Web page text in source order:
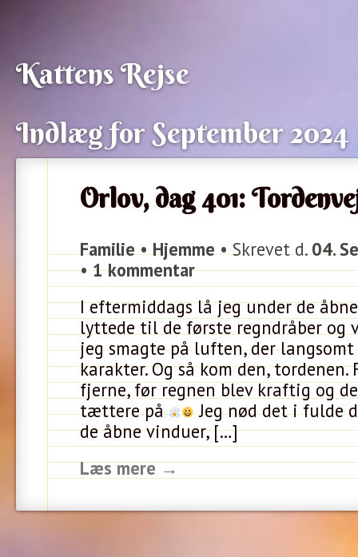
Kattens Rejse
Indlæg for September 2024
Orlov, dag 401:
Familie•Hjemme• Skrevet d.04.
•1 kommentar
I eftermiddags lå jeg under de
lyttede til de første regndråber og
jeg smagte på luften, der
karakter. Og så kom den, tordenen.
fjerne, før regnen blev kraftig og
tættere på
Jeg nød det i fulde
de åbne vinduer, […]
Læs mere →